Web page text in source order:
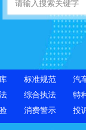
标准规范 汽
综合执法 特
消费警示 投